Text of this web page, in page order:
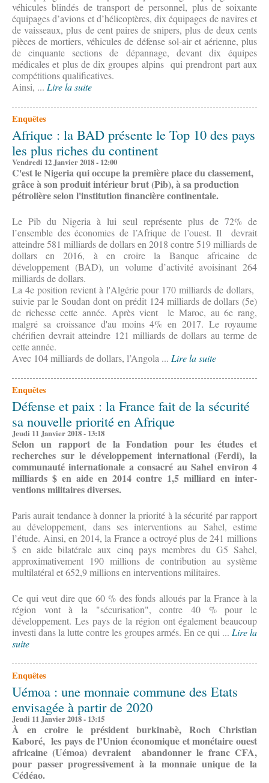
véhicules blindés de transport de personnel, plus de soixante
équipages d’avions et d’hélicoptères, dix équipages de navires et
de vaisseaux, plus de cent paires de snipers, plus de deux cents
pièces de mortiers, véhicules de défense sol-air et aérienne, plus
de cinquante sections de dépannage, devant dix équipes
médicales et plus de dix groupes alpins qui prendront part aux
compétitions qualificatives.
Ainsi, ... Lire la suite
Enquêtes
Afrique : la BAD présente le Top 10 des pays
les plus riches du continent
Vendredi 12 Janvier 2018 - 12:00
C'est le Nigeria qui occupe la première place du classement,
grâce à son produit intérieur brut (Pib), à sa production
pétrolière selon l'institution financière continentale.
Le Pib du Nigeria à lui seul représente plus de 72% de
l’ensemble des économies de l’Afrique de l’ouest. Il devrait
atteindre 581 milliards de dollars en 2018 contre 519 milliards de
dollars en 2016, à en croire la Banque africaine de
développement (BAD), un volume d’activité avoisinant 264
milliards de dollars.
La 4e position revient à l'Algérie pour 170 milliards de dollars,
suivie par le Soudan dont on prédit 124 milliards de dollars (5e)
de richesse cette année. Après vient le Maroc, au 6e rang,
malgré sa croissance d'au moins 4% en 2017. Le royaume
chérifien devrait atteindre 121 milliards de dollars au terme de
cette année.
Avec 104 milliards de dollars, l’Angola ... Lire la suite
Enquêtes
Défense et paix : la France fait de la sécurité
sa nouvelle priorité en Afrique
Jeudi 11 Janvier 2018 - 13:18
Selon un rapport de la Fondation pour les études et
recherches sur le dévelop­pement international (Ferdi), la
communauté internatio­nale a consacré au Sahel environ 4
milliards $ en aide en 2014 contre 1,5 milliard en inter­
ventions militaires diverses.
Paris aurait tendance à donner la priorité à la sécu­rité par rapport
au développement, dans ses interventions au Sahel, estime
l’étude. Ainsi, en 2014, la France a octroyé plus de 241 millions
$ en aide bilatérale aux cinq pays membres du G5 Sahel,
approximativement 190 millions de contribution au système
multilatéral et 652,9 millions en interventions militaires.
Ce qui veut dire que 60 % des fonds alloués par la France à la
région vont à la "sécurisation", contre 40 % pour le
développement. Les pays de la région ont également beaucoup
investi dans la lutte contre les groupes armés. En ce qui ... Lire la
suite
Enquêtes
Uémoa : une monnaie commune des Etats
envisagée à partir de 2020
Jeudi 11 Janvier 2018 - 13:15
À en croire le président burkinabè, Roch Christian
Kaboré, les pays de l’Union économique et monétaire ouest
africaine (Uémoa) devraient abandonner le franc CFA,
pour passer progressivement à la monnaie unique de la
Cédéao.